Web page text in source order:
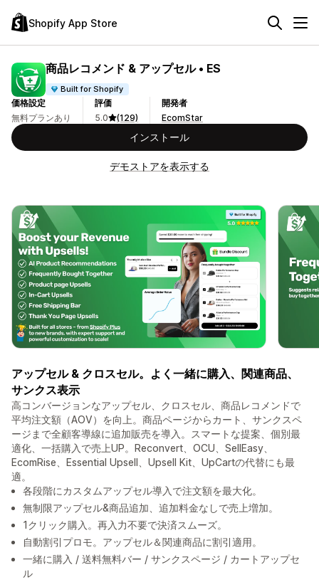
Shopify App Store
商品レコメンド & アップセル • ES
Built for Shopify
価格設定
無料プランあり
評価
5.0
(129)
開発者
EcomStar
インストール
デモストアを表示する
アップセル & クロスセル。よく一緒に購入、関連商品、
サンクス表示
高コンバージョンなアップセル、クロスセル、商品レコメンドで
平均注文額（AOV）を向上。商品ページからカート、サンクスペ
ージまで全顧客導線に追加販売を導入。スマートな提案、個別最
適化、一括購入で売上UP。Reconvert、OCU、SellEasy、
EcomRise、Essential Upsell、Upsell Kit、UpCartの代替にも最
適。
各段階にカスタムアップセル導入で注文額を最大化。
無制限アップセル&商品追加、追加料金なしで売上増加。
1クリック購入。再入力不要で決済スムーズ。
自動割引プロモ。アップセル＆関連商品に割引適用。
一緒に購入 / 送料無料バー / サンクスページ / カートアップセ
ル